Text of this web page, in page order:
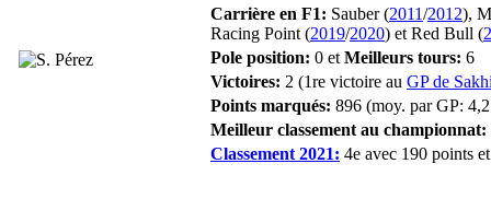
Carrière en F1: Sauber (2011/2012),
Racing Point (2019/2020) et Red Bull (
Pole position: 0 et Meilleurs tours: 6
Victoires: 2 (1re victoire au GP de
Points marqués: 896 (moy. par GP:
Meilleur classement au championnat:
Classement 2021: 4e avec 190 points